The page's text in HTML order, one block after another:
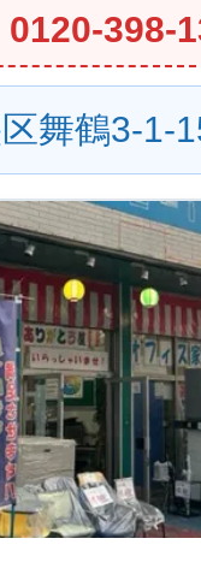
0120-398-
舞鶴3-1-